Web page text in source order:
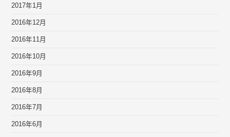
2017年1月
2016年12月
2016年11月
2016年10月
2016年9月
2016年8月
2016年7月
2016年6月